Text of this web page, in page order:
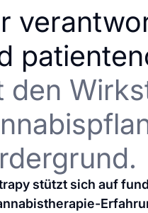
den
stützt sich auf